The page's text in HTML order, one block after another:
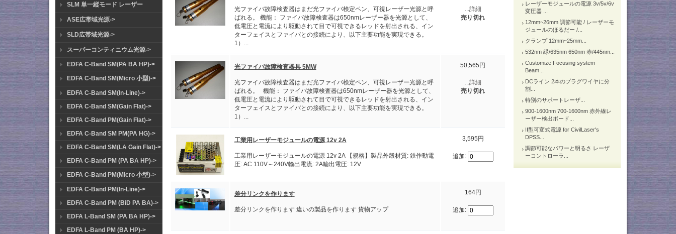
SLM 単一縦モード レーザー
ASE広帯域光源->
SLD広帯域光源->
スーパーコンティニウム光源->
EDFA C-Band SM(PA BA HP)->
EDFA C-Band SM(Micro 小型)->
EDFA C-Band SM(In-Line)->
EDFA C-Band SM(Gain Flat)->
EDFA C-Band PM(Gain Flat)->
EDFA C-Band SM PM(PA HG)->
EDFA C-Band SM(LA Gain Flat)->
EDFA C-Band PM (PA BA HP)->
EDFA C-Band PM(Micro 小型)->
EDFA C-Band PM(In-Line)->
EDFA C-Band PM (BiD PA BA)->
EDFA L-Band SM (PA BA HP)->
EDFA L-Band PM (BA HP)->
光ファイバ故障検査器はまだ光ファイバ検定ペン、可視レーザー光源と呼
ばれる。 機能： ファイバ故障検査器は650nmレーザー器を光源として、
低電圧と電流により駆動されて目で可視できるレッドを射出される、イン
ターフェイスとファイバとの接続により、以下主要功能を実現できる。
1）...
...詳細
売り切れ
光ファイバ故障検査器具 5MW
光ファイバ故障検査器はまだ光ファイバ検定ペン、可視レーザー光源と呼
ばれる。 機能： ファイバ故障検査器は650nmレーザー器を光源として、
低電圧と電流により駆動されて目で可視できるレッドを射出される、イン
ターフェイスとファイバとの接続により、以下主要功能を実現できる。
1）...
50,565円
...詳細
売り切れ
工業用レーザーモジュールの電源 12v 2A
工業用レーザーモジュールの電源 12v 2A 【規格】製品外殻材質: 鉄作動電
圧: AC 110V～240V輸出電流: 2A輸出電圧: 12V
3,595円
追加:
差分リンクを作ります
差分リンクを作ります 違いの製品を作ります 貨物アップ
164円
追加:
レーザーモジュールの電源 3v/5v/6v
変圧器 ...
12mm~26mm 調節可能 / レーザーモ
ジュールのほるだー /...
クランプ 12mm~25mm...
532nm 緑/635nm 650nm 赤/445nm...
Customize Focusing system
Beam...
DCライン 2本のプラグワイヤに分
割...
特別のサポートレーザ...
900-1600nm 700-1600nm 赤外線レ
ーザー検出ボード...
II型可変式電源 for CivilLaser's
DPSS...
調節可能なパワーと明るさ レーザ
ーコントローラ...